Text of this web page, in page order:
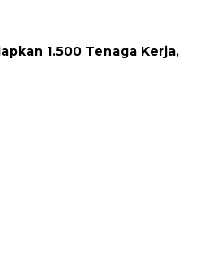
1.500 Tenaga Kerja,